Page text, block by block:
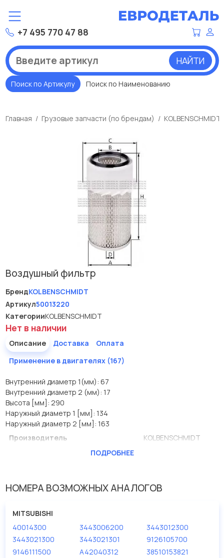
+7 495 770 47 88
НАЙТИ
Поиск по Артикулу Поиск по Наименованию
Главная Грузовые запчасти (по брендам) KOLBENSCHMIDT
Воздушный фильтр
БрендKOLBENSCHMIDT
Артикул50013220
КатегорииKOLBENSCHMIDT
Нет в наличии
Описание Доставка
Оплата
Применение в двигателях (167)
Внутренний диаметр 1(мм): 67
Внутренний диаметр 2 (мм): 17
Высота [мм]: 290
Наружный диаметр 1 [мм]: 134
Наружный диаметр 2 [мм]: 163
Производитель
KOLBENSCHMIDT
Внутренний диаметр 1(мм)
Высота [мм]
290
Наружный диаметр 2 [мм]
163
ПОДРОБНЕЕ
НОМЕРА ВОЗМОЖНЫХ АНАЛОГОВ
MITSUBISHI
40014300
3443006200
3443012300
3443021300
3443021301
9126105700
9146111500
A42040312
38510153821